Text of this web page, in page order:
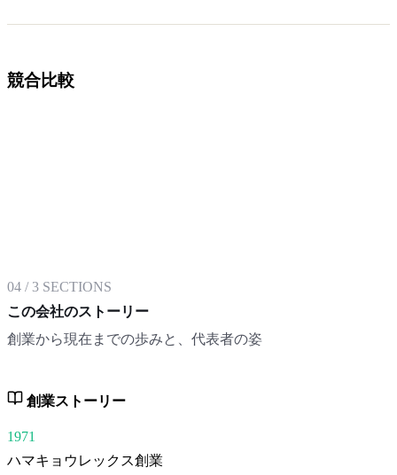
競合比較
04 /3 SECTIONS
この会社のストーリー
創業から現在までの歩みと、代表者の姿
創業ストーリー
1971
ハマキョウレックス創業